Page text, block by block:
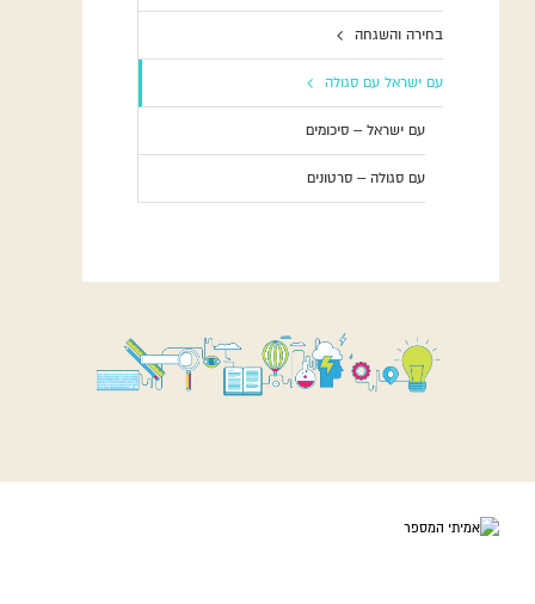
בחירה והשגחה
עם ישראל עם סגולה
עם ישראל – סיכומים
עם סגולה – סרטונים